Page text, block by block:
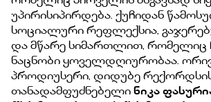
უპირისიპირდება. ქუჩიდან
სოციალური რეფლექსია,
და მწარე სიმართლით, რომელიც
ნაცნობი ყოველდღიურობაა.
პროდიუსერი, დიდუბე
თანადამფუძნებელი ნიკა